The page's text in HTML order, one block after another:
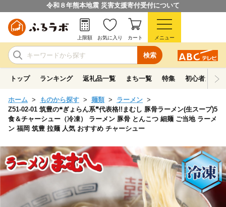
令和８年熊本地震 災害支援寄付受付について
検索
上限額 お気に入り カート メニュー
トップ ランキング 返礼品一覧 まち一覧 特集 初心者ガイド
ホーム ものから探す 麺類
ラーメン
Z51-02-01 筑豊の❝ぎょらん系❞代表格!!まむし 豚骨ラーメン(生スープ)5
食＆チャーシュー（冷凍） ラーメン 豚骨 とんこつ 細麺 ご当地 ラーメ
ン 福岡 筑豊 拉麺 人気 おすすめ チャーシュー